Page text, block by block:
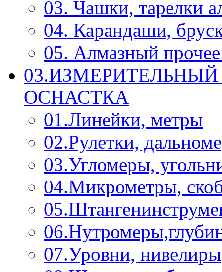
03. Чашки, тарелки
04. Карандаши,
05. Алмазный
ОСНАСТКА
01.Линейки, метры
02.Рулетки,
03.Угломеры,
04.Микрометры,
07.Уровни, нивелиры